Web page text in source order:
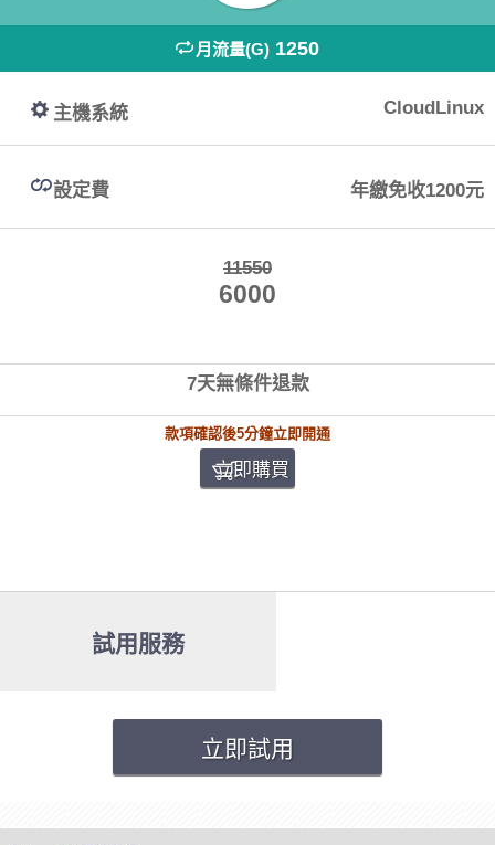
月流量(G) 1250
主機系統 CloudLinux
設定費 年繳免收1200元
11550
6000
7天無條件退款
款項確認後5分鐘立即開通
立即購買
試用服務
立即試用